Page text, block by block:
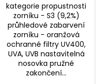
kategorie propustnosti
zorníku - S3 (9,2%)
průhledové zabarvení
zorníku - oranžová
ochranné filtry UV400,
UVA, UVB nastavitelná
nosovka pružné
zakončení...